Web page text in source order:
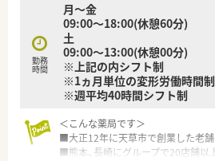
■地域の患者様から気軽に相談をし
積極的な健康相談や環境の整備に取
■薬剤師会への加入を推奨している
などを通じて、知識のブラッシュア
■法人として在宅訪問服薬指導の担
い地域医療へ貢献するための基盤を
勤務
時間
月～金
09:00～18:00(休憩60分)
土
09:00～13:00(休憩00分)
※上記の内シフト制
※1ヵ月単位の変形労働時間制
※週平均40時間シフト制
＜こんな薬局です＞
■大正12年に天草市で創業した老舗
■熊本、長崎にグループで20店舗以